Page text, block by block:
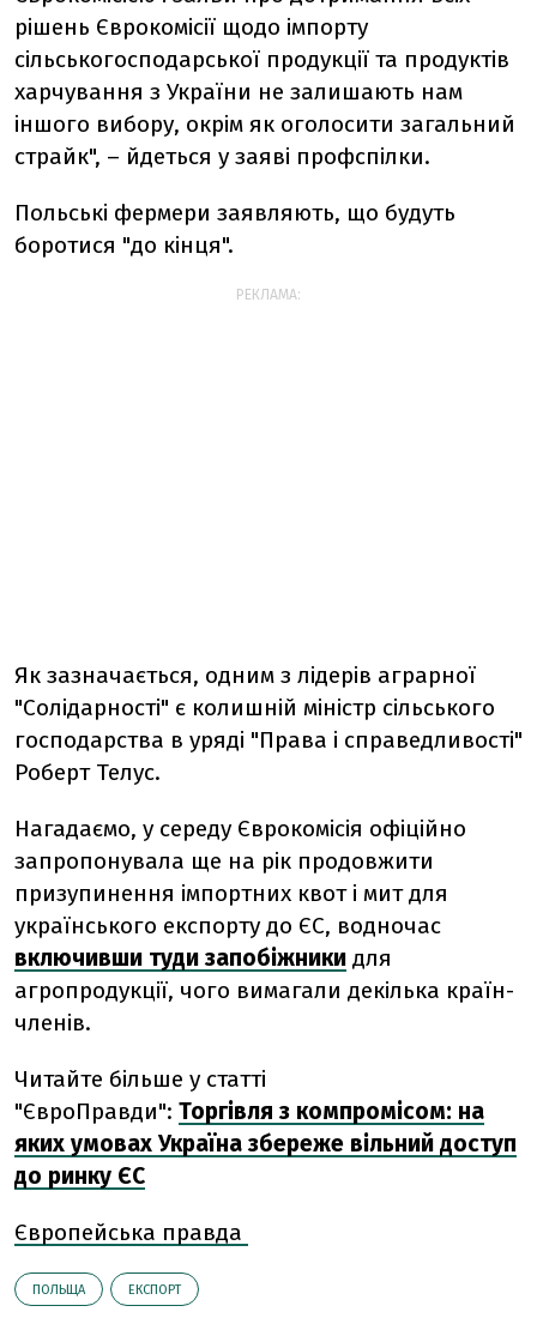
рішень Єврокомісії щодо імпорту
сільськогосподарської продукції та продуктів
харчування з України не залишають нам
іншого вибору, окрім як оголосити загальний
страйк", – йдеться у заяві профспілки.
Польські фермери заявляють, що будуть
боротися "до кінця".
РЕКЛАМА:
Як зазначається, одним з лідерів аграрної
"Солідарності" є колишній міністр сільського
господарства в уряді "Права і справедливості"
Роберт Телус.
Нагадаємо, у середу Єврокомісія офіційно
запропонувала ще на рік продовжити
призупинення імпортних квот і мит для
українського експорту до ЄС, водночас
включивши туди запобіжники для
агропродукції, чого вимагали декілька країн-
членів.
Читайте більше у статті
"ЄвроПравди": Торгівля з компромісом: на
яких умовах Україна збереже вільний доступ
до ринку ЄС
Європейська правда
ПОЛЬЩА ЕКСПОРТ